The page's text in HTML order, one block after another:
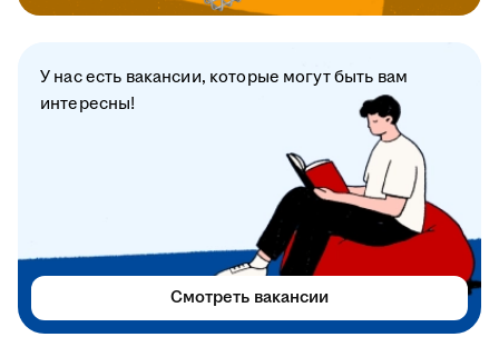
У нас есть вакансии, которые могут быть вам
интересны!
Смотреть вакансии